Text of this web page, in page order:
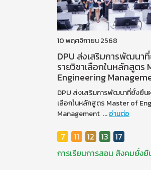
10 พฤศจิกายน 2568
DPU ส่งเสริมการพัฒนา
รายวิชาเลือกในหลักสูตร
Engineering
DPU ส่งเสริมการพัฒนาที่ยั่งยืน
เลือกในหลักสูตร Master of
Management ...อ่านต่อ
7 11 12 13
17
การเรียนการสอน สังคมยั่งยื